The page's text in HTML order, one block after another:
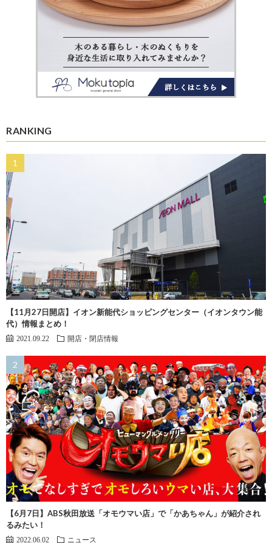
RANKING
【11月27日開店】イオン新能代ショッピングセンター（イオンタウン能
代）情報まとめ！
2021.09.22 開店・閉店情報
【6月7日】ABS秋田放送「オモウマい店」で「かあちゃん」が紹介され
るみたい！
2022.06.02 ニュース